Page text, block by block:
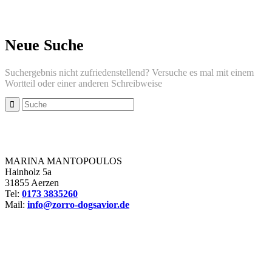
Neue Suche
Suchergebnis nicht zufriedenstellend? Versuche es mal mit einem
Wortteil oder einer anderen Schreibweise
MARINA MANTOPOULOS
Hainholz 5a
31855 Aerzen
Tel: 0173 3835260
Mail: info@zorro-dogsavior.de